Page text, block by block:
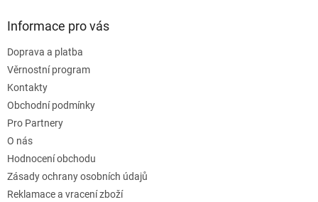
Informace pro vás
Doprava a platba
Věrnostní program
Kontakty
Obchodní podmínky
Pro Partnery
O nás
Hodnocení obchodu
Zásady ochrany osobních údajů
Reklamace a vracení zboží